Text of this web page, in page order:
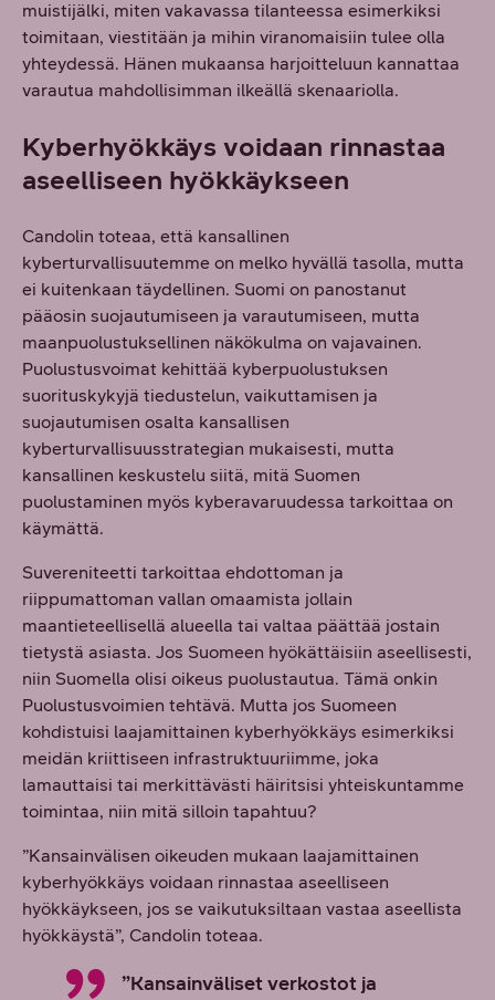
muistijälki, miten vakavassa tilanteessa esimerkiksi
toimitaan, viestitään ja mihin viranomaisiin tulee olla
yhteydessä. Hänen mukaansa harjoitteluun kannattaa
varautua mahdollisimman ilkeällä skenaariolla.
Kyberhyökkäys voidaan rinnastaa
aseelliseen hyökkäykseen
Candolin toteaa, että kansallinen
kyberturvallisuutemme on melko hyvällä tasolla, mutta
ei kuitenkaan täydellinen. Suomi on panostanut
pääosin suojautumiseen ja varautumiseen, mutta
maanpuolustuksellinen näkökulma on vajavainen.
Puolustusvoimat kehittää kyberpuolustuksen
suorituskykyjä tiedustelun, vaikuttamisen ja
suojautumisen osalta kansallisen
kyberturvallisuusstrategian mukaisesti, mutta
kansallinen keskustelu siitä, mitä Suomen
puolustaminen myös kyberavaruudessa tarkoittaa on
käymättä.
Suvereniteetti tarkoittaa ehdottoman ja
riippumattoman vallan omaamista jollain
maantieteellisellä alueella tai valtaa päättää jostain
tietystä asiasta. Jos Suomeen hyökättäisiin aseellisesti,
niin Suomella olisi oikeus puolustautua. Tämä onkin
Puolustusvoimien tehtävä. Mutta jos Suomeen
kohdistuisi laajamittainen kyberhyökkäys esimerkiksi
meidän kriittiseen infrastruktuuriimme, joka
lamauttaisi tai merkittävästi häiritsisi yhteiskuntamme
toimintaa, niin mitä silloin tapahtuu?
”Kansainvälisen oikeuden mukaan laajamittainen
kyberhyökkäys voidaan rinnastaa aseelliseen
hyökkäykseen, jos se vaikutuksiltaan vastaa aseellista
hyökkäystä”, Candolin toteaa.
”Kansainväliset verkostot ja